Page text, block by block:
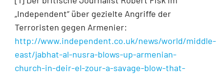
„Independent“ über gezielte Angriffe der
Terroristen gegen Armenier:
http://www.independent.co.uk/news/world/middle-
east/jabhat-al-nusra-blows-up-armenian-
church-in-deir-el-zour-a-savage-blow-that-